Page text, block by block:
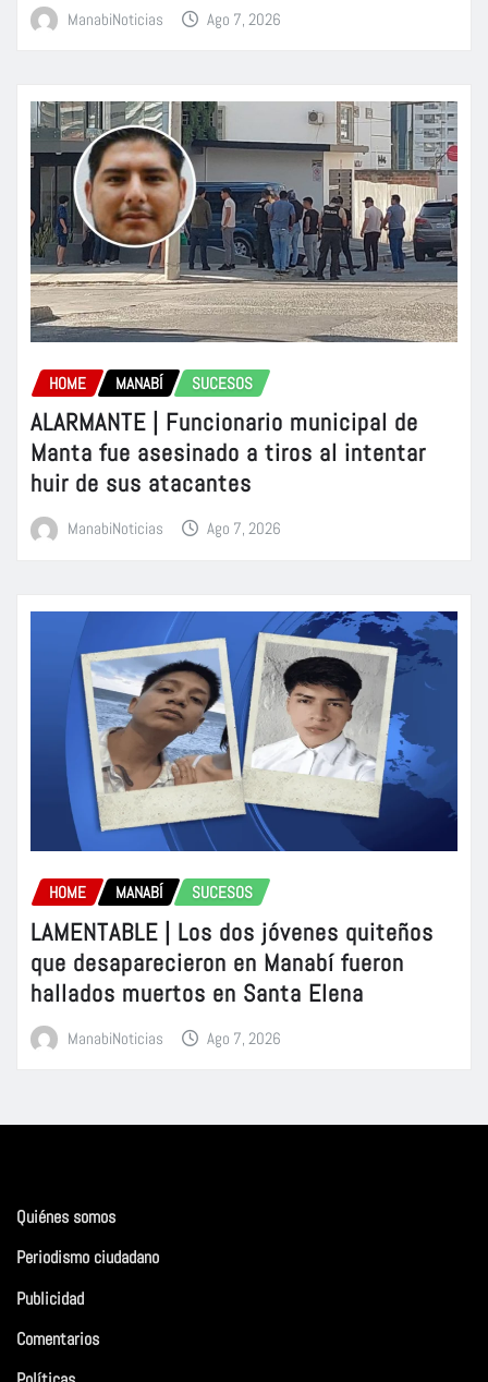
ManabiNoticias Ago 7, 2026
HOME MANABÍ SUCESOS
ALARMANTE | Funcionario municipal de
Manta fue asesinado a tiros al intentar
huir de sus atacantes
ManabiNoticias Ago 7, 2026
HOME MANABÍ SUCESOS
LAMENTABLE | Los dos jóvenes quiteños
que desaparecieron en Manabí fueron
hallados muertos en Santa Elena
ManabiNoticias Ago 7, 2026
Quiénes somos
Periodismo ciudadano
Publicidad
Comentarios